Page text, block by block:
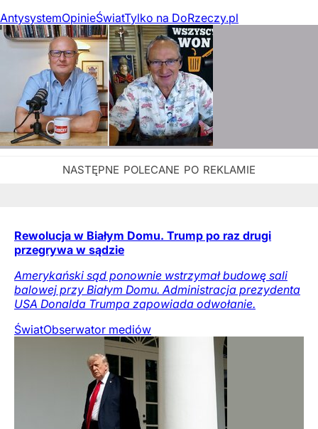
AntysystemOpinieŚwiatTylko na DoRzeczy.pl
Rewolucja w Białym Domu. Trump po raz drugi
przegrywa w sądzie
Amerykański sąd ponownie wstrzymał budowę sali
balowej przy Białym Domu. Administracja prezydenta
USA Donalda Trumpa zapowiada odwołanie.
ŚwiatObserwator mediów